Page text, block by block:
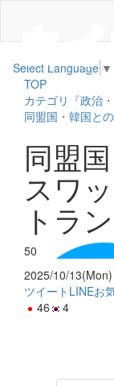
Select Language ▼
TOP
カテゴリ『政治
同盟国・韓国と
同盟
スワ
トラ
50
2025/10/
ツイート LINEお
46
4